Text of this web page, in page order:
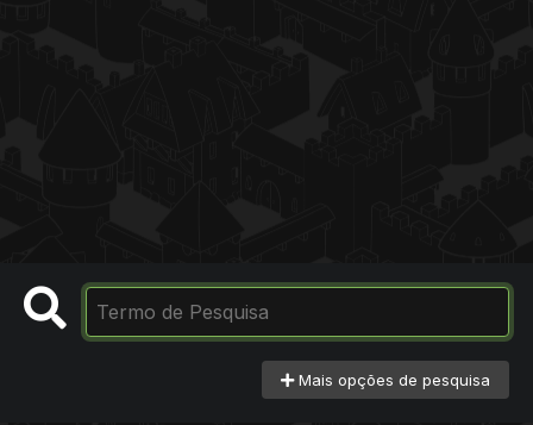
Mais opções de pesquisa